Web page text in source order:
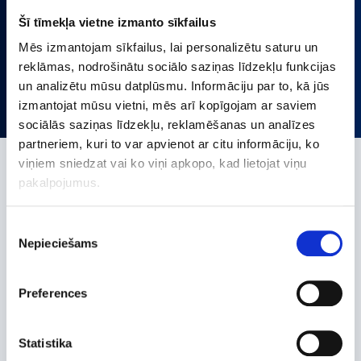
Šī tīmekļa vietne izmanto sīkfailus
Mēs izmantojam sīkfailus, lai personalizētu saturu un
reklāmas, nodrošinātu sociālo saziņas līdzekļu funkcijas
un analizētu mūsu datplūsmu. Informāciju par to, kā jūs
izmantojat mūsu vietni, mēs arī kopīgojam ar saviem
sociālās saziņas līdzekļu, reklamēšanas un analīzes
partneriem, kuri to var apvienot ar citu informāciju, ko
viņiem sniedzat vai ko viņi apkopo, kad lietojat viņu
pakalpojumus.
izvēle
Nepieciešams
Preferences
Statistika
Darbinieki
Par mums
Uzņēmuma centrālais birojs atrodas
Ungārijā. Gedeon Richter ir uz
inovācijām balstīts specializēts
farmācijas uzņēmums.